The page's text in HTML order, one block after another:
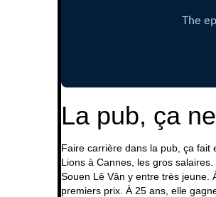
La pub, ça
Faire carrière dans la pub, ça fait
Lions à Cannes, les gros salaires.
Souen Lê Vân y entre très jeune.
premiers prix. À 25 ans, elle